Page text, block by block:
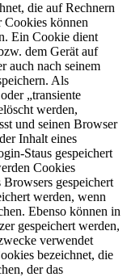
die auf Rechnern
Cookies können
Ein Cookie dient
dem Gerät auf
auch nach seinem
Als
„transiente
werden,
und seinen Browser
Inhalt eines
Staus gespeichert
Cookies
gespeichert
werden, wenn
Ebenso können in
gespeichert werden,
verwendet
bezeichnet, die
der das